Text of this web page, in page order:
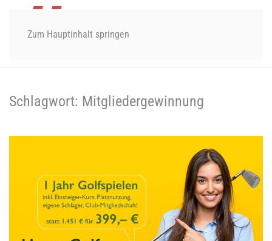
Zum Hauptinhalt springen
Schlagwort: Mitgliedergewinnung